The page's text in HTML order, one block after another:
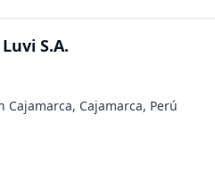
S.A.
Cajamarca, Perú